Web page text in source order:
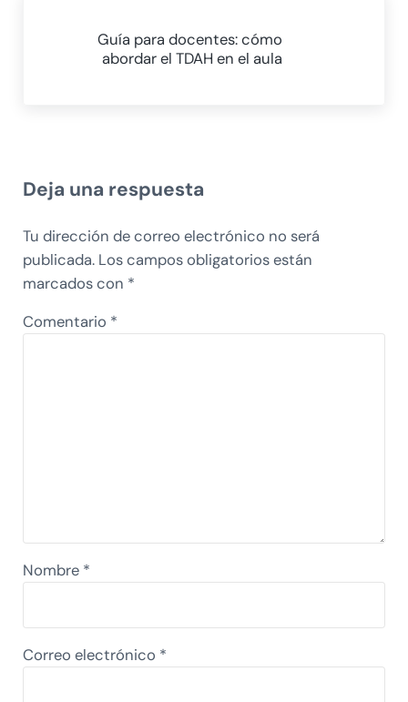
Guía para docentes: cómo
abordar el TDAH en el aula
Deja una respuesta
Tu dirección de correo electrónico no será
publicada. Los campos obligatorios están
marcados con *
Comentario *
Nombre *
Correo electrónico *